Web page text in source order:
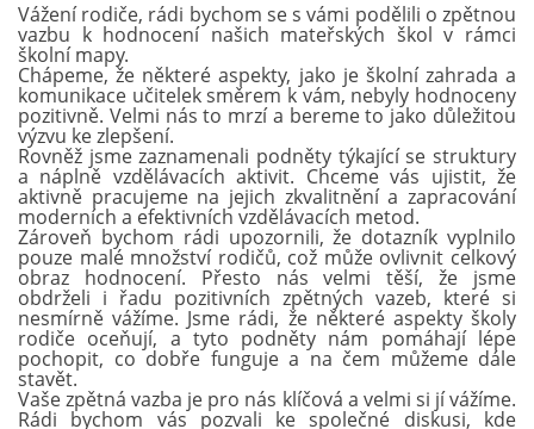
Vážení rodiče, rádi bychom se s vámi podělili o zpětnou
vazbu k hodnocení našich mateřských škol v rámci
školní mapy.
Chápeme, že některé aspekty, jako je školní zahrada a
komunikace učitelek směrem k vám, nebyly hodnoceny
pozitivně. Velmi nás to mrzí a bereme to jako důležitou
výzvu ke zlepšení.
Rovněž jsme zaznamenali podněty týkající se struktury
a náplně vzdělávacích aktivit. Chceme vás ujistit, že
aktivně pracujeme na jejich zkvalitnění a zapracování
moderních a efektivních vzdělávacích metod.
Zároveň bychom rádi upozornili, že dotazník vyplnilo
pouze malé množství rodičů, což může ovlivnit celkový
obraz hodnocení. Přesto nás velmi těší, že jsme
obdrželi i řadu pozitivních zpětných vazeb, které si
nesmírně vážíme. Jsme rádi, že některé aspekty školy
rodiče oceňují, a tyto podněty nám pomáhají lépe
pochopit, co dobře funguje a na čem můžeme dále
stavět.
Vaše zpětná vazba je pro nás klíčová a velmi si jí vážíme.
Rádi bychom vás pozvali ke společné diskusi, kde